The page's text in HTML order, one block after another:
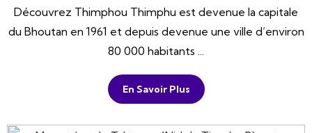
Découvrez Thimphou Thimphu est devenue la capitale
du Bhoutan en 1961 et depuis devenue une ville d’environ
80 000 habitants ...
En Savoir Plus